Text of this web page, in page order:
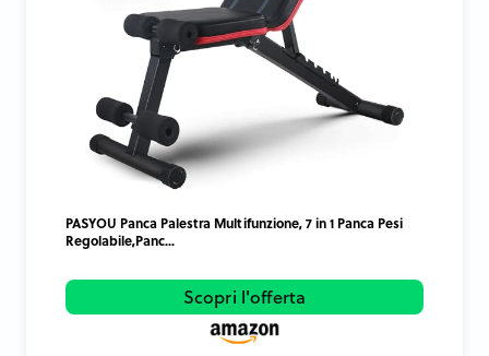
PASYOU Panca Palestra Multifunzione, 7 in 1 Panca Pesi
Regolabile,Panc...
Scopri l'offerta